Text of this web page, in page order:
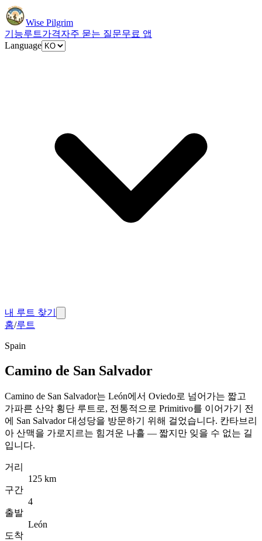
Wise Pilgrim
기능루트가격자주 묻는 질문무료 앱
Language
내 루트 찾기
홈/루트
Spain
Camino de San Salvador
Camino de San Salvador는 León에서 Oviedo로 넘어가는 짧고
가파른 산악 횡단 루트로, 전통적으로 Primitivo를 이어가기 전
에 San Salvador 대성당을 방문하기 위해 걸었습니다. 칸타브리
아 산맥을 가로지르는 힘겨운 나흘 — 짧지만 잊을 수 없는 길
입니다.
거리
125 km
구간
4
출발
León
도착